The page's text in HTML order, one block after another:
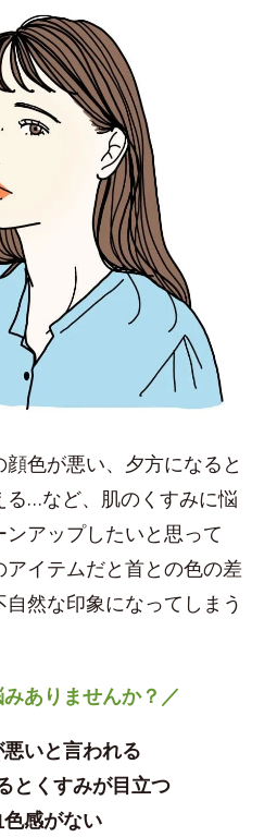
色が悪い、夕方になると
る…など、肌のくすみに悩
アップしたいと思って
イテムだと首との色の差
然な印象になってしまう
ありませんか？／
悪いと言われる
とくすみが目立つ
色感がない